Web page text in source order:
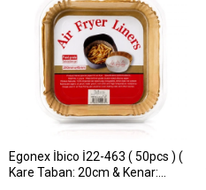
Egonex İbico İ22-463 ( 50pcs ) (
Kare Taban: 20cm & Kenar: